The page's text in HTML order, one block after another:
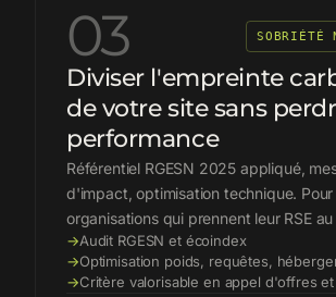
03 SOBRIÉTÉ
Diviser l'empreinte
de votre site sans
performance
Référentiel RGESN 2025 appliqué,
d'impact, optimisation technique. Pour
organisations qui prennent leur RSE
→Audit RGESN et écoindex
→Optimisation poids, requêtes,
→Critère valorisable en appel d'offres et